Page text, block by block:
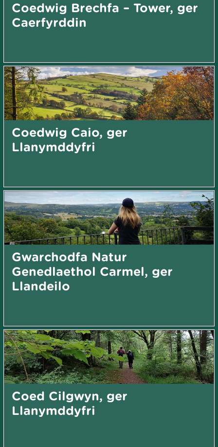
Coedwig Brechfa – Tower, ger
Caerfyrddin
Coedwig Caio, ger
Llanymddyfri
Gwarchodfa Natur
Genedlaethol Carmel, ger
Llandeilo
Coed Cilgwyn, ger
Llanymddyfri